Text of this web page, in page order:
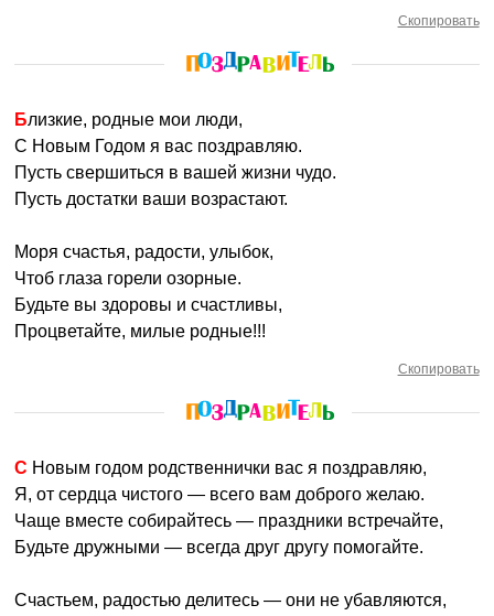
Скопировать
Близкие, родные мои люди,
С Новым Годом я вас поздравляю.
Пусть свершиться в вашей жизни чудо.
Пусть достатки ваши возрастают.
Моря счастья, радости, улыбок,
Чтоб глаза горели озорные.
Будьте вы здоровы и счастливы,
Процветайте, милые родные!!!
Скопировать
С Новым годом родственнички вас я поздравляю,
Я, от сердца чистого — всего вам доброго желаю.
Чаще вместе собирайтесь — праздники встречайте,
Будьте дружными — всегда друг другу помогайте.
Счастьем, радостью делитесь — они не убавляются,